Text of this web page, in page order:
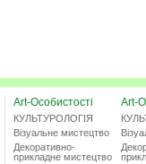
Art-Особистості
КУЛЬТУРОЛОГІЯ
Візуальне мистецтво
Декоративно-
прикладне мистецтво
Art-